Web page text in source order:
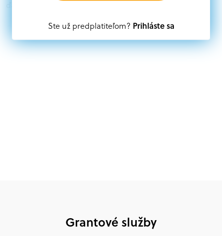
Oprávnení partneri:
Akákoľvek právnická osoba, t. j. verejný alebo súkromný
subjekt, komerčný alebo nekomerčný, ako aj
Ste už predplatiteľom? Prihláste sa
Grantové služby